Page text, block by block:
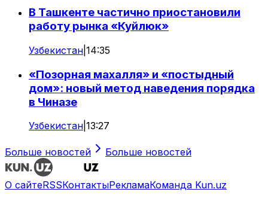
В Ташкенте частично приостановили
работу рынка «Куйлюк»
Узбекистан 14:35
«Позорная махалля» и «постыдный
дом»: новый метод наведения порядка
в Чиназе
Узбекистан 13:27
Больше новостей Больше новостей
О сайтеRSSКонтактыРекламаКоманда Kun.uz